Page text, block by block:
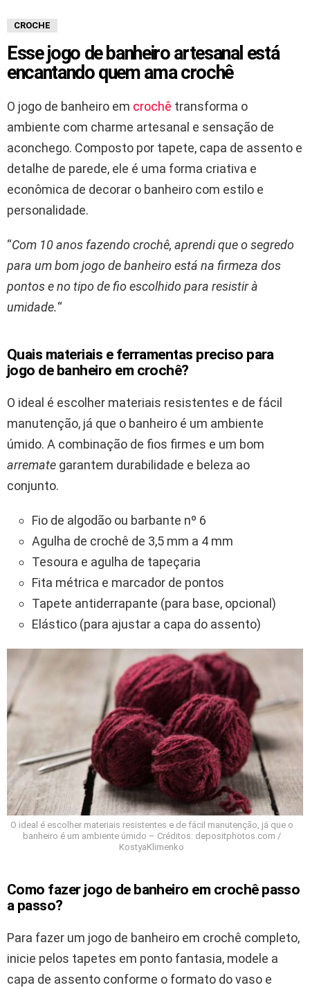
CROCHE
Esse jogo de banheiro artesanal está
encantando quem ama crochê
O jogo de banheiro em crochê transforma o
ambiente com charme artesanal e sensação de
aconchego. Composto por tapete, capa de assento e
detalhe de parede, ele é uma forma criativa e
econômica de decorar o banheiro com estilo e
personalidade.
“Com 10 anos fazendo crochê, aprendi que o segredo
para um bom jogo de banheiro está na firmeza dos
pontos e no tipo de fio escolhido para resistir à
umidade.“
Quais materiais e ferramentas preciso para
jogo de banheiro em crochê?
O ideal é escolher materiais resistentes e de fácil
manutenção, já que o banheiro é um ambiente
úmido. A combinação de fios firmes e um bom
arremate garantem durabilidade e beleza ao
conjunto.
Fio de algodão ou barbante nº 6
Agulha de crochê de 3,5 mm a 4 mm
Tesoura e agulha de tapeçaria
Fita métrica e marcador de pontos
Tapete antiderrapante (para base, opcional)
Elástico (para ajustar a capa do assento)
O ideal é escolher materiais resistentes e de fácil manutenção, já que o
banheiro é um ambiente úmido – Créditos: depositphotos.com /
KostyaKlimenko
Como fazer jogo de banheiro em crochê passo
a passo?
Para fazer um jogo de banheiro em crochê completo,
inicie pelos tapetes em ponto fantasia, modele a
capa de assento conforme o formato do vaso e